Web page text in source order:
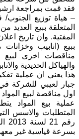
فقد قمت بمراجعة
– هياة توزيع
المتعلقة ببيع العديد
ببيع (انابيب
مناقصات اخرى لبيع
والهياكل الحديدية
هذا يعني ان عملية
اول مناقصة لبيع
عملية بيع المواد
المتطلبات والاسس
بسرعة قياسية غير